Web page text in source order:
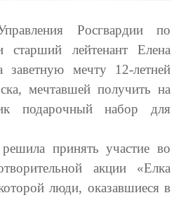
Росгвардии по
старший лейтенант Елена
заветную мечту 12-летней
мечтавшей получить на
подарочный набор для
принять участие во
акции «Елка
люди, оказавшиеся в